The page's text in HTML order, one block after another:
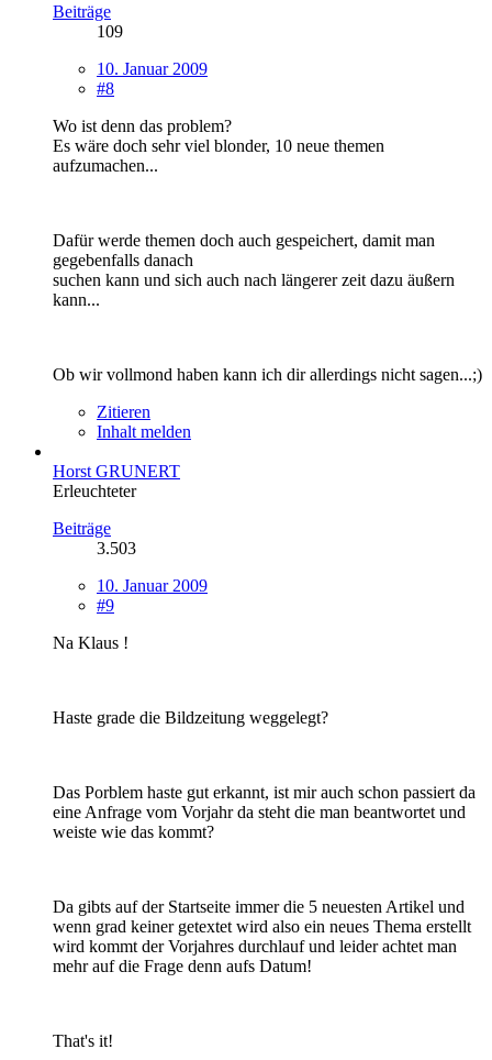
Beiträge
109
10. Januar 2009
#8
Wo ist denn das problem?
Es wäre doch sehr viel blonder, 10 neue themen
aufzumachen...
Dafür werde themen doch auch gespeichert, damit man
gegebenfalls danach
suchen kann und sich auch nach längerer zeit dazu äußern
kann...
Ob wir vollmond haben kann ich dir allerdings nicht sagen...;)
Zitieren
Inhalt melden
Horst GRUNERT
Erleuchteter
Beiträge
3.503
10. Januar 2009
#9
Na Klaus !
Haste grade die Bildzeitung weggelegt?
Das Porblem haste gut erkannt, ist mir auch schon passiert da
eine Anfrage vom Vorjahr da steht die man beantwortet und
weiste wie das kommt?
Da gibts auf der Startseite immer die 5 neuesten Artikel und
wenn grad keiner getextet wird also ein neues Thema erstellt
wird kommt der Vorjahres durchlauf und leider achtet man
mehr auf die Frage denn aufs Datum!
That's it!